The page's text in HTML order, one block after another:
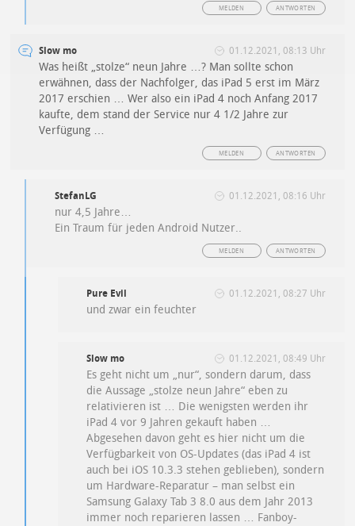
ANTWORTEN
MELDEN
Slow mo 01.12.2021, 08:13 Uhr
Was heißt „stolze“ neun Jahre …? Man sollte schon
erwähnen, dass der Nachfolger, das iPad 5 erst im März
2017erschien … Wer also ein iPad 4 noch Anfang 2017
kaufte, dem stand der Service nur 4 1/2 Jahre zur
Verfügung …
ANTWORTEN
MELDEN
StefanLG 01.12.2021, 08:16 Uhr
nur 4,5 Jahre…
Ein Traum für jeden Android Nutzer..
ANTWORTEN
MELDEN
Pure Evil 01.12.2021, 08:27 Uhr
und zwar ein feuchter
Slow mo 01.12.2021, 08:49 Uhr
Es geht nicht um „nur“, sondern darum, dass
die Aussage „stolze neun Jahre“ eben zu
relativieren ist … Die wenigsten werden ihr
iPad 4 vor 9 Jahren gekauft haben …
Abgesehen davon geht es hier nicht um die
Verfügbarkeit von OS-Updates (das iPad 4 ist
auch bei iOS 10.3.3 stehen geblieben), sondern
um Hardware-Reparatur – man selbst ein
Samsung Galaxy Tab 3 8.0 aus dem Jahr 2013
immer noch reparieren lassen … Fanboy-